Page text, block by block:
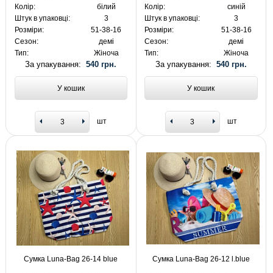
Колір:
білий
Штук в упаковці:
3
Розміри:
51-38-16
Сезон:
демі
Тип:
Жіноча
За упакування:540 грн.
У кошик
шт
Колір:
синій
Штук в упаковці:
3
Розміри:
51-38-16
Сезон:
демі
Тип:
Жіноча
За упакування: 540 грн.
У кошик
шт
Сумка Luna-Bag 26-14 blue Сумка Luna-Bag 26-12 l.blue